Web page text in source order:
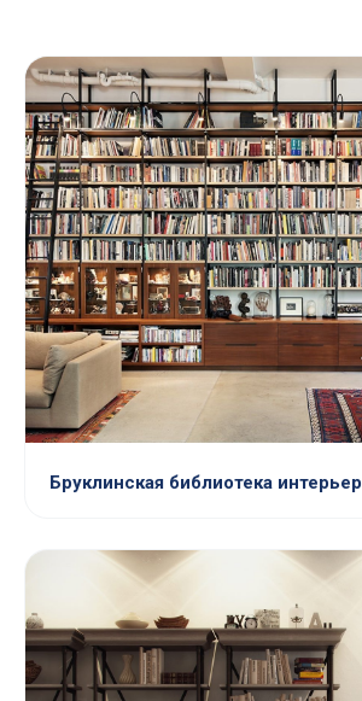
Бруклинская библиотека интерьер